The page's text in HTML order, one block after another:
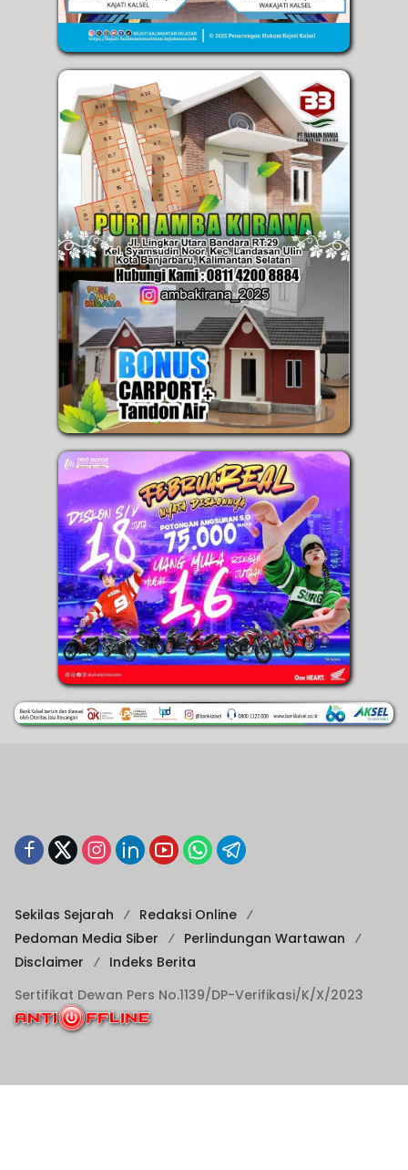
Sekilas Sejarah
Redaksi Online
Pedoman Media Siber
Perlindungan Wartawan
Disclaimer
Indeks Berita
Sertifikat Dewan Pers No.1139/DP-Verifikasi/K/X/2023